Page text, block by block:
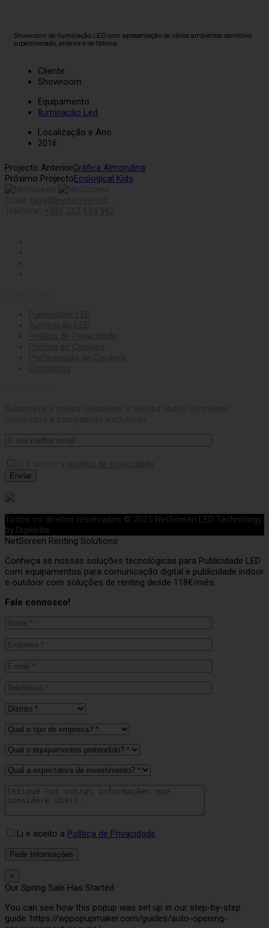
Showroom de iluminação LED com apresentação de vários ambientes: escritório,
supermercado, exterior e de fábrica.
Cliente
Showroom
Equipamento
Iluminação Led
Localização e Ano
2016
Projecto AnteriorGráfica Almondina
Próximo ProjectoEcological Kids
Todos os direitos reservados © 2025 NetScreen LED Technology
by Digidelta
NetScreen Renting Solutions
Conheça as nossas soluções tecnológicas para Publicidade LED
com equipamentos para comunicação digital e publicidade indoor
e outdoor com soluções de renting desde 118€/mês.
Fale connosco!
Li e aceito a Política de Privacidade
×
Our Spring Sale Has Started
You can see how this popup was set up in our step-by-step
guide: https://wppopupmaker.com/guides/auto-opening-